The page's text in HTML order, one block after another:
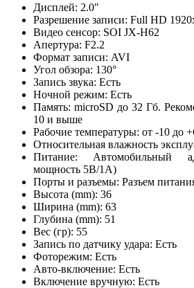
Дисплей: 2.0"
Разрешение записи: Full HD
Видео сенсор: SOI JX-H62
Апертура: F2.2
Формат записи: AVI
Угол обзора: 130°
Запись звука: Есть
Ночной режим: Есть
Память: microSD до 32 Гб.
10 и выше
Рабочие температуры: от -10 до
Относительная влажность
Питание: Автомобильный
мощность 5В/1А)
Порты и разъемы: Разъем
Высота (mm): 36
Ширина (mm): 63
Глубина (mm): 51
Вес (гр): 55
Запись по датчику удара: Есть
Фоторежим: Есть
Авто-включение: Есть
Включение вручную: Есть